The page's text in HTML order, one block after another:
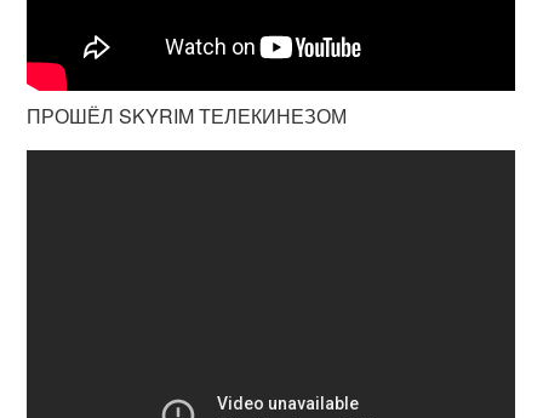
ПРОШЁЛ SKYRIM ТЕЛЕКИНЕЗОМ